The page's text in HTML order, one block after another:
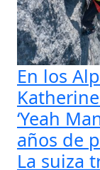
En los
‘Yeah
años de
La suiza